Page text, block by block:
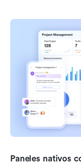
Paneles nativos